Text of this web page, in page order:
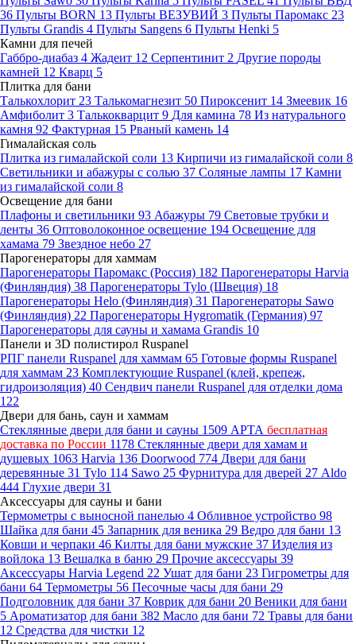
36 Пульты BORN 13 Пульты ВЕЗУВИЙ 3 Пульты Паромакс 23
Пульты Grandis 4 Пульты Sangens 6 Пульты Henki 5
Камни для печей
Габбро-диабаз 4 Жадеит 12 Серпентинит 2 Другие породы
камней 12 Кварц 5
Плитка для бани
Талькохлорит 23 Талькомагнезит 50 Пироксенит 14 Змеевик 16
Амфиболит 3 Талькокварцит 9 Для камина 78 Из натурального
камня 92 Фактурная 15 Рваный камень 14
Гималайская соль
Плитка из гималайской соли 13 Кирпичи из гималайской соли 8
Светильники и абажуры с солью 37 Соляные лампы 17 Камни
из гималайской соли 8
Освещение для бани
Плафоны и светильники 93 Абажуры 79 Световые трубки и
ленты 36 Оптоволоконное освещение 194 Освещение для
хамама 79 Звездное небо 27
Парогенераторы для хаммам
Парогенераторы Паромакс (Россия) 182 Парогенераторы Harvia
(Финляндия) 38 Парогенераторы Tylo (Швеция) 18
Парогенераторы Helo (Финляндия) 31 Парогенераторы Sawo
(Финляндия) 22 Парогенераторы Hygromatik (Германия) 97
Парогенераторы для сауны и хамама Grandis 10
Панели и 3D полистирол Ruspanel
РПГ панели Ruspanel для хаммам 65 Готовые формы Ruspanel
для хаммам 23 Комплектующие Ruspanel (клей, крепеж,
гидроизоляция) 40 Сендвич панели Ruspanel для отделки дома
122
Двери для бань, саун и хаммам
Стеклянные двери для бани и сауны 1509 АРТА бесплатная
доставка по России 1178 Стеклянные двери для хамам и
душевых 1063 Harvia 136 Doorwood 774 Двери для бани
деревянные 31 Tylo 114 Sawo 25 Фурнитура для дверей 27 Aldo
444 Глухие двери 31
Аксессуары для сауны и бани
Термометры с выносной панелью 4 Обливное устройство 98
Шайка для бани 45 Запарник для веника 29 Ведро для бани 13
Ковши и черпаки 46 Килты для бани мужские 37 Изделия из
войлока 13 Вешалка в баню 29 Прочие аксессуары 39
Аксессуары Harvia Legend 22 Ушат для бани 23 Гигрометры для
бани 64 Термометры 56 Песочные часы для бани 29
Подголовник для бани 37 Коврик для бани 20 Веники для бани
5 Ароматизатор для бани 382 Масло для бани 72 Травы для бани
12 Средства для чистки 12